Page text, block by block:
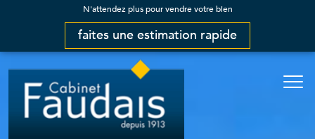
N'attendez plus pour vendre votre bien
faites une estimation rapide